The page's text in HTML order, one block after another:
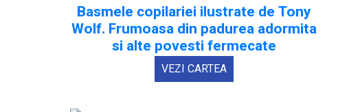
Basmele copilariei ilustrate de Tony
Wolf. Frumoasa din padurea adormita
si alte povesti fermecate
VEZI CARTEA